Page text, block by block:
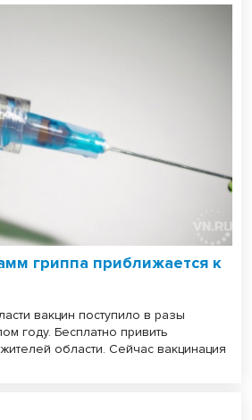
гриппа приближается к
вакцин поступило в разы
году. Бесплатно привить
области. Сейчас вакцинация